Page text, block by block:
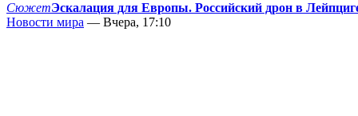
СюжетЭскалация для Европы. Российский дрон в
Новости мира — Вчера, 17:10